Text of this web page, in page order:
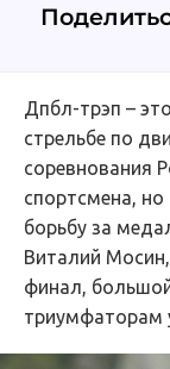
Дпбл-трэп –
стрельбе по
соревнования
спортсмена,
борьбу за
Виталий
финал,
триумфаторам